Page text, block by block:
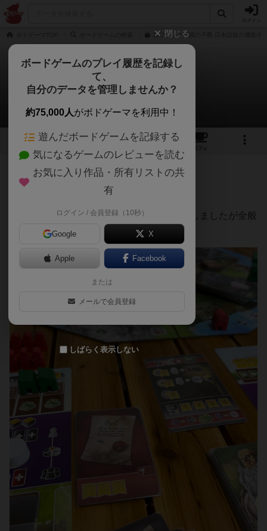
西フランク王国の子爵 日本語版の通販/商
西フランク王国の子爵
Strategy Loverさんのレビュー
6 1 11
カフェ
574名 6名 0 5年弱前
ソロプレイレビュー（のつもりで書こうとしましたが全般
的な感想多め）
閉じる
ボードゲームのプレイ履歴を記録し
て、
自分のデータを管理しませんか？
約75,000人がボドゲーマを利用中！
遊んだボードゲームを記録する
気になるゲームのレビューを読む
お気に入り作品・所有リストの共
有
ログイン / 会員登録（10秒）
Google X
Apple Facebook
または
メールで会員登録
しばらく表示しない